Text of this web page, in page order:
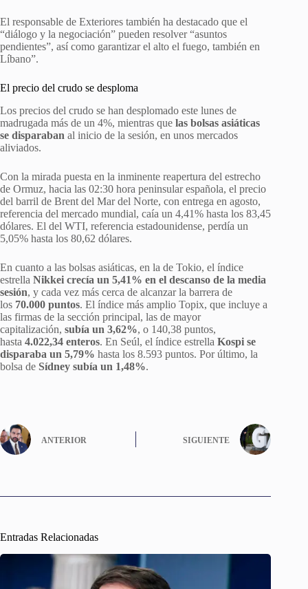
El responsable de Exteriores también ha destacado que el
“diálogo y la negociación” pueden resolver “asuntos
pendientes”, así como garantizar el alto el fuego, también en
Líbano”.
El precio del crudo se desploma
Los precios del crudo se han desplomado este lunes de
madrugada más de un 4%, mientras que las bolsas asiáticas
se disparaban al inicio de la sesión, en unos mercados
aliviados.
Con la mirada puesta en la inminente reapertura del estrecho
de Ormuz, hacia las 02:30 hora peninsular española, el precio
del barril de Brent del Mar del Norte, con entrega en agosto,
referencia del mercado mundial, caía un 4,41% hasta los 83,45
dólares. El del WTI, referencia estadounidense, perdía un
5,05% hasta los 80,62 dólares.
En cuanto a las bolsas asiáticas, en la de Tokio, el índice
estrella Nikkei crecía un 5,41% en el descanso de la media
sesión, y cada vez más cerca de alcanzar la barrera de
los 70.000 puntos. El índice más amplio Topix, que incluye a
las firmas de la sección principal, las de mayor
capitalización, subía un 3,62%, o 140,38 puntos,
hasta 4.022,34 enteros. En Seúl, el índice estrella Kospi se
disparaba un 5,79% hasta los 8.593 puntos. Por último, la
bolsa de Sídney subía un 1,48%.
ANTERIOR SIGUIENTE
Entradas Relacionadas